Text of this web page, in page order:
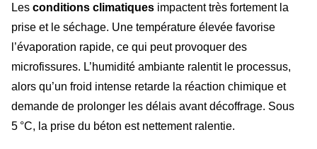
Les conditions climatiques impactent très fortement la
prise et le séchage. Une température élevée favorise
l’évaporation rapide, ce qui peut provoquer des
microfissures. L’humidité ambiante ralentit le processus,
alors qu’un froid intense retarde la réaction chimique et
demande de prolonger les délais avant décoffrage. Sous
5 °C, la prise du béton est nettement ralentie.